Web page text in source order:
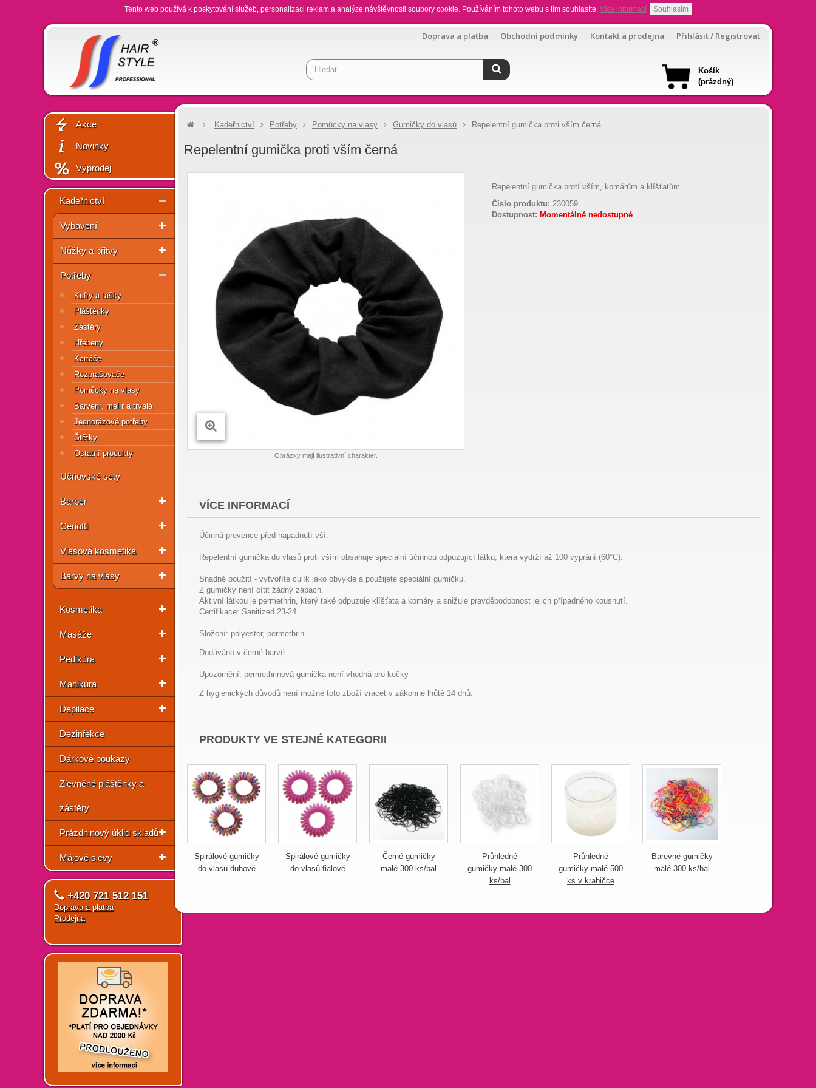
Tento web používá k poskytování služeb, personalizaci reklam a analýze návštěvnosti soubory cookie. Používáním tohoto webu s tím souhlasíte. Více informací Souhlasím
Doprava a platba Obchodní podmínky Kontakt a prodejna Přihlásit / Registrovat
Košík
(prázdný)
Akce
Novinky
Výprodej
Kadeřnictví
Vybavení
Nůžky a břitvy
Potřeby
Kufry a tašky
Pláštěnky
Zástěry
Hřebeny
Kartáče
Rozprašovače
Pomůcky na vlasy
Barvení, melír a trvalá
Jednorázové potřeby
Štětky
Ostatní produkty
Učňovské sety
Barber
Ceriotti
Vlasová kosmetika
Barvy na vlasy
Kosmetika
Masáže
Pedikúra
Manikúra
Depilace
Dezinfekce
Dárkové poukazy
Zlevněné pláštěnky a
zástěry
Prázdninový úklid skladů
Májové slevy
+420 721 512 151
Doprava a platba
Prodejna
Kadeřnictví Potřeby Pomůcky na vlasy Gumičky do vlasů Repelentní gumička proti vším černá
Repelentní gumička proti vším černá
Obrázky mají ilustrativní charakter.
Repelentní gumička protí vším, komárům a klíšťatům.
Číslo produktu: 230059
Dostupnost: Momentálně nedostupné
VÍCE INFORMACÍ
Účinná prevence před napadnutí vší.
Repelentní gumička do vlasů proti vším obsahuje speciální účinnou odpuzující látku, která vydrží až 100 vyprání (60°C).
Snadné použití - vytvoříte culík jako obvykle a použijete speciální gumičku.
Z gumičky není cítit žádný zápach.
Aktivní látkou je permethrin, který také odpuzuje klíšťata a komáry a snižuje pravděpodobnost jejich případného kousnutí.
Certifikace: Sanitized 23-24
Složení: polyester, permethrin
Dodáváno v černé barvě.
Upozornění: permethrinová gumička není vhodná pro kočky
Z hygienických důvodů není možné toto zboží vracet v zákonné lhůtě 14 dnů.
PRODUKTY VE STEJNÉ KATEGORII
Spirálové gumičky
do vlasů duhové
Spirálové gumičky
do vlasů fialové
Černé gumičky
malé 300 ks/bal
Průhledné
gumičky malé 300
ks/bal
Průhledné
gumičky malé 500
ks v krabičce
Barevné gumičky
malé 300 ks/bal